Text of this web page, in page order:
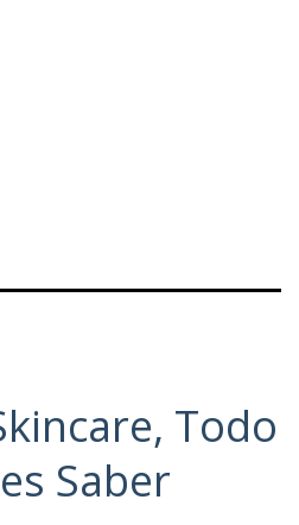
Todo
Saber